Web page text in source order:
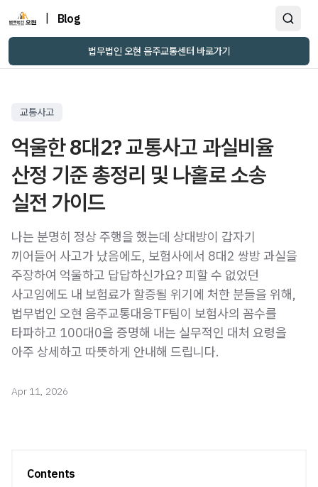
Blog
법무법인 오현 음주교통센터 바로가기
교통사고
억울한 8대2? 교통사고 과실비율
산정 기준 총정리 및 나홀로 소송
나는 분명히 정상 주행을 했는데 상대방이 갑자기
끼어들어 사고가 났음에도, 보험사에서 8대2 쌍방 과실을
주장하여 억울하고 답답하신가요? 피할 수 없었던
사고임에도 내 보험료가 할증될 위기에 처한 분들을 위해,
법무법인 오현 음주교통대응TF팀이 보험사의 꼼수를
타파하고 100대0을 증명해 내는 실무적인 대처 요령을
아주 상세하고 따뜻하게 안내해 드립니다.
Apr 11, 2026
Contents